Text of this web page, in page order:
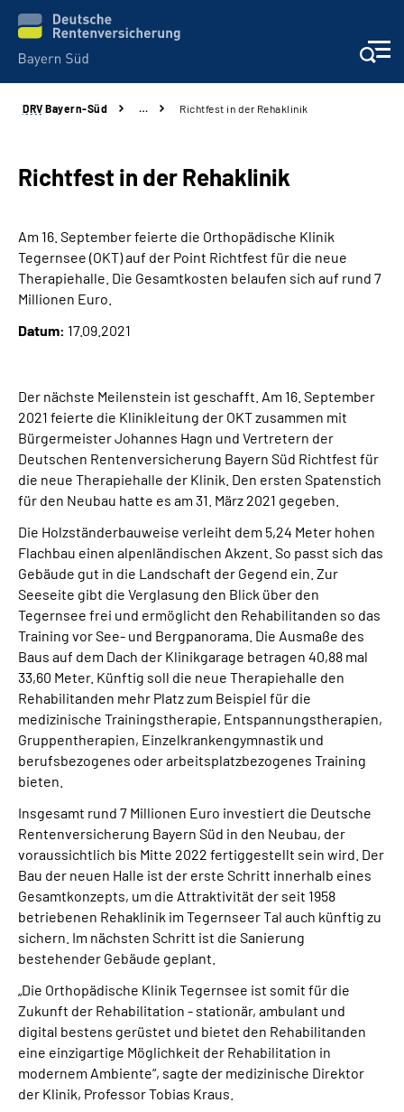
Beratung und Kontakt
Karriere
Rehaverbund
Leichte Sprache
Suche
Mein Kundenportal
DRV Bayern-Süd … Richtfest in der Rehaklinik
Richtfest in der Rehaklinik
Am 16. September feierte die Orthopädische Klinik
Tegernsee (OKT) auf der Point Richtfest für die neue
Therapiehalle. Die Gesamtkosten belaufen sich auf rund 7
Millionen Euro.
Datum: 17.09.2021
Der nächste Meilenstein ist geschafft. Am 16. September
2021 feierte die Klinikleitung der OKT zusammen mit
Bürgermeister Johannes Hagn und Vertretern der
Deutschen Rentenversicherung Bayern Süd Richtfest für
die neue Therapiehalle der Klinik. Den ersten Spatenstich
für den Neubau hatte es am 31. März 2021 gegeben.
Die Holzständerbauweise verleiht dem 5,24 Meter hohen
Flachbau einen alpenländischen Akzent. So passt sich das
Gebäude gut in die Landschaft der Gegend ein. Zur
Seeseite gibt die Verglasung den Blick über den
Tegernsee frei und ermöglicht den Rehabilitanden so das
Training vor See- und Bergpanorama. Die Ausmaße des
Baus auf dem Dach der Klinikgarage betragen 40,88 mal
33,60 Meter. Künftig soll die neue Therapiehalle den
Rehabilitanden mehr Platz zum Beispiel für die
medizinische Trainingstherapie, Entspannungstherapien,
Gruppentherapien, Einzelkrankengymnastik und
berufsbezogenes oder arbeitsplatzbezogenes Training
bieten.
Insgesamt rund 7 Millionen Euro investiert die Deutsche
Rentenversicherung Bayern Süd in den Neubau, der
voraussichtlich bis Mitte 2022 fertiggestellt sein wird. Der
Bau der neuen Halle ist der erste Schritt innerhalb eines
Gesamtkonzepts, um die Attraktivität der seit 1958
betriebenen Rehaklinik im Tegernseer Tal auch künftig zu
sichern. Im nächsten Schritt ist die Sanierung
bestehender Gebäude geplant.
„Die Orthopädische Klinik Tegernsee ist somit für die
Zukunft der Rehabilitation - stationär, ambulant und
digital bestens gerüstet und bietet den Rehabilitanden
eine einzigartige Möglichkeit der Rehabilitation in
modernem Ambiente“, sagte der medizinische Direktor
der Klinik, Professor Tobias Kraus.